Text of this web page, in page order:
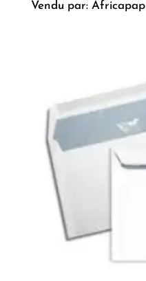
Vendu par: Africapap